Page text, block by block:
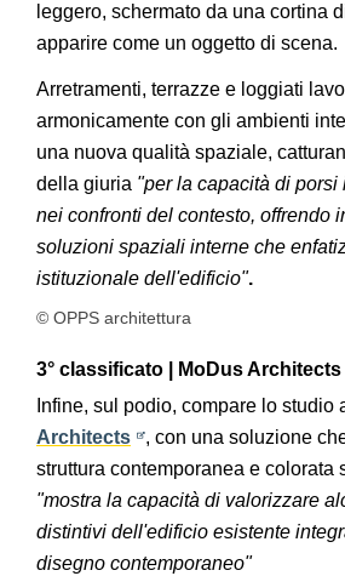
leggero, schermato da una cortina
apparire come un oggetto di scena.
Arretramenti, terrazze e loggiati
armonicamente con gli ambienti
una nuova qualità spaziale,
della giuria "per la capacità di porsi
nei confronti del contesto, offrendo
soluzioni spaziali interne che
istituzionale dell'edificio".
© OPPS architettura
3° classificato | MoDus Architects
Infine, sul podio, compare lo studio
Architects
, con una soluzione
struttura contemporanea e colorata
"mostra la capacità di valorizzare
distintivi dell'edificio esistente
disegno contemporaneo"